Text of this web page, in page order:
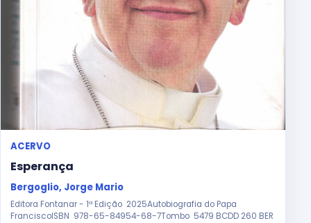
ACERVO
Esperança
Bergoglio, Jorge Mario
Editora Fontanar - 1ª Edição 2025Autobiografia do Papa
FranciscoISBN 978-65-84954-68-7Tombo 5479 BCDD 260 BER